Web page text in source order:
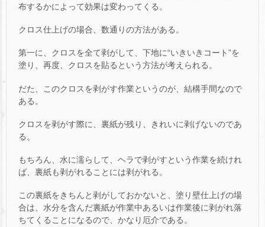
布するかによって効果は変わってくる。
クロス仕上げの場合、数通りの方法がある。
第一に、クロスを全て剥がして、下地に“いきいきコート”を
塗り、再度、クロスを貼るという方法が考えられる。
だた、このクロスを剥がす作業というのが、結構手間なので
ある。
クロスを剥がす際に、裏紙が残り、きれいに剥げないのであ
る。
もちろん、水に濡らして、ヘラで剥がすという作業を続けれ
ば、裏紙も剥がれることには剥がれる。
この裏紙をきちんと剥がしておかないと、塗り壁仕上げの場
合は、水分を含んだ裏紙が作業中あるいは作業後に剥がれ落
ちてくることになるので、かなり厄介である。